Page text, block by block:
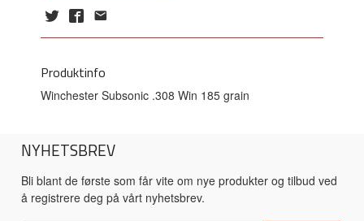
Produktinfo
Winchester Subsonic .308 Win 185 grain
NYHETSBREV
Bli blant de første som får vite om nye produkter og tilbud ved
å registrere deg på vårt nyhetsbrev.